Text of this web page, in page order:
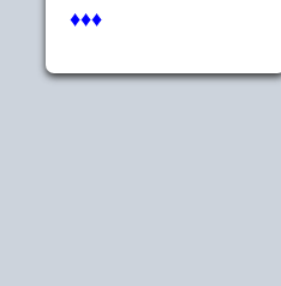
♦♦♦